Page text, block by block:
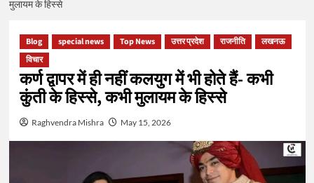
मुलायम के हिस्से
Blog special news Top News उत्तर प्रदेश राजनीति
लखनऊ
विचार
कर्ण द्वापर में ही नहीं कलयुग में भी होते हैं- कभी
कुंती के हिस्से, कभी मुलायम के हिस्से
Raghvendra Mishra May 15, 2026